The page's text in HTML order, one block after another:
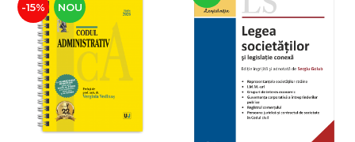
-15% NOU